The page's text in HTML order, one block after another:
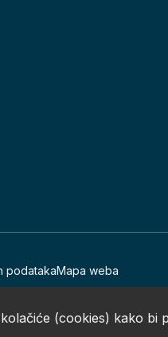
podatakaMapa weba
(cookies) kako bi